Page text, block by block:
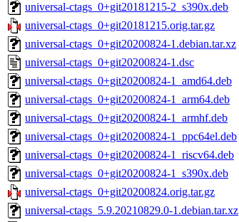
universal-ctags_0+git20181215-2_s390x.deb
universal-ctags_0+git20181215.orig.tar.gz
universal-ctags_0+git20200824-1.debian.tar.xz
universal-ctags_0+git20200824-1.dsc
universal-ctags_0+git20200824-1_amd64.deb
universal-ctags_0+git20200824-1_arm64.deb
universal-ctags_0+git20200824-1_armhf.deb
universal-ctags_0+git20200824-1_ppc64el.deb
universal-ctags_0+git20200824-1_riscv64.deb
universal-ctags_0+git20200824-1_s390x.deb
universal-ctags_0+git20200824.orig.tar.gz
universal-ctags_5.9.20210829.0-1.debian.tar.xz